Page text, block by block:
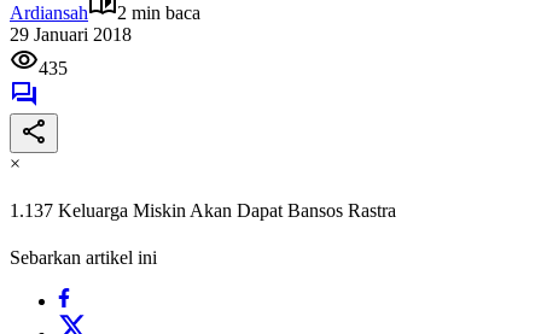
Ardiansah
2 min baca
29 Januari 2018
435
×
1.137 Keluarga Miskin Akan Dapat Bansos Rastra
Sebarkan artikel ini